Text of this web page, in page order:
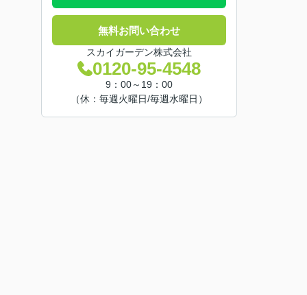
無料お問い合わせ
スカイガーデン株式会社
0120-95-4548
9：00～19：00
（休：毎週火曜日/毎週水曜日）